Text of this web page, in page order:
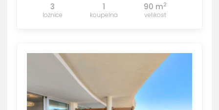
3
ložnice
1
koupelna
90 m2
velikost